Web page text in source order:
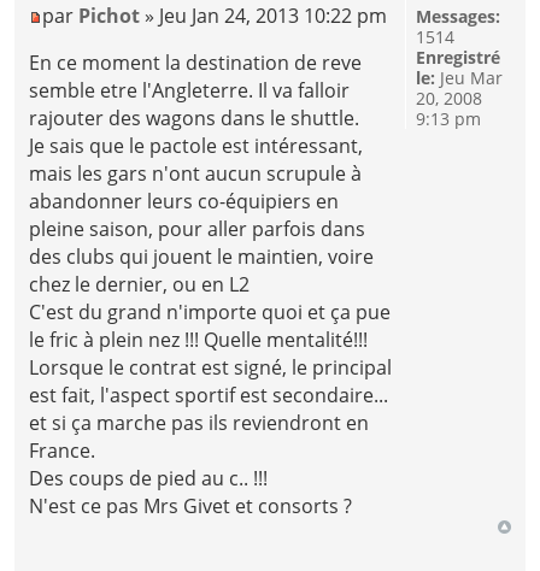
par Pichot » Jeu Jan 24, 2013 10:22 pm
En ce moment la destination de reve
semble etre l'Angleterre. Il va falloir
rajouter des wagons dans le shuttle.
Je sais que le pactole est intéressant,
mais les gars n'ont aucun scrupule à
abandonner leurs co-équipiers en
pleine saison, pour aller parfois dans
des clubs qui jouent le maintien, voire
chez le dernier, ou en L2
C'est du grand n'importe quoi et ça pue
le fric à plein nez !!! Quelle mentalité!!!
Lorsque le contrat est signé, le principal
est fait, l'aspect sportif est secondaire...
et si ça marche pas ils reviendront en
France.
Des coups de pied au c.. !!!
N'est ce pas Mrs Givet et consorts ?
Messages:
1514
Enregistré
le: Jeu Mar
20, 2008
9:13 pm